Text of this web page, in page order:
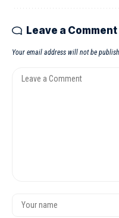
Leave a Comment
Your email address will not be